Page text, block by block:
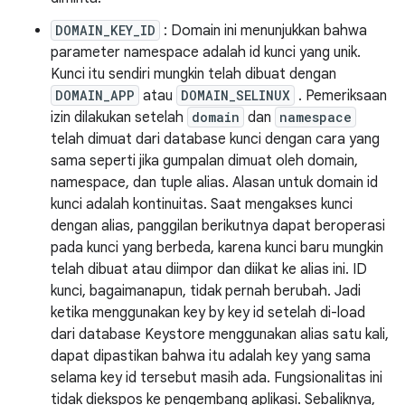
DOMAIN_KEY_ID : Domain ini menunjukkan bahwa
parameter namespace adalah id kunci yang unik.
Kunci itu sendiri mungkin telah dibuat dengan
DOMAIN_APP atau DOMAIN_SELINUX . Pemeriksaan
izin dilakukan setelah domain dan namespace
telah dimuat dari database kunci dengan cara yang
sama seperti jika gumpalan dimuat oleh domain,
namespace, dan tuple alias. Alasan untuk domain id
kunci adalah kontinuitas. Saat mengakses kunci
dengan alias, panggilan berikutnya dapat beroperasi
pada kunci yang berbeda, karena kunci baru mungkin
telah dibuat atau diimpor dan diikat ke alias ini. ID
kunci, bagaimanapun, tidak pernah berubah. Jadi
ketika menggunakan key by key id setelah di-load
dari database Keystore menggunakan alias satu kali,
dapat dipastikan bahwa itu adalah key yang sama
selama key id tersebut masih ada. Fungsionalitas ini
tidak diekspos ke pengembang aplikasi. Sebaliknya,